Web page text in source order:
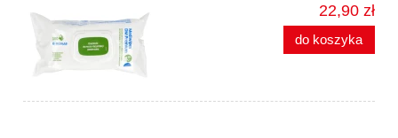
22,90 zł
do koszyka